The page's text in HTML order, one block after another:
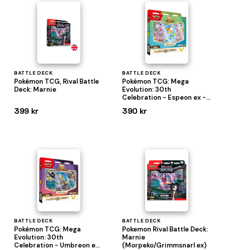
BATTLE DECK
Pokémon TCG, Rival Battle
Deck: Marnie
399 kr
BATTLE DECK
Pokémon TCG: Mega
Evolution: 30th
Celebration - Espeon ex -
390 kr
BATTLE DECK
Pokémon TCG: Mega
Evolution: 30th
Celebration - Umbreon ex
BATTLE DECK
Pokemon Rival Battle Deck:
Marnie
(Morpeko/Grimmsnarl ex)